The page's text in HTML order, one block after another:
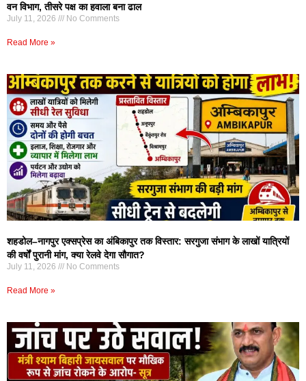
वन विभाग, तीसरे पक्ष का हवाला बना ढाल
July 11, 2026 No Comments
Read More »
शहडोल–नागपुर एक्सप्रेस का अंबिकापुर तक विस्तार: सरगुजा संभाग के लाखों यात्रियों
की वर्षों पुरानी मांग, क्या रेलवे देगा सौगात?
July 11, 2026 No Comments
Read More »